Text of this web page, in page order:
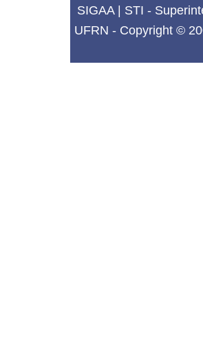
SIGAA | STI -
UFRN - Copyright ©